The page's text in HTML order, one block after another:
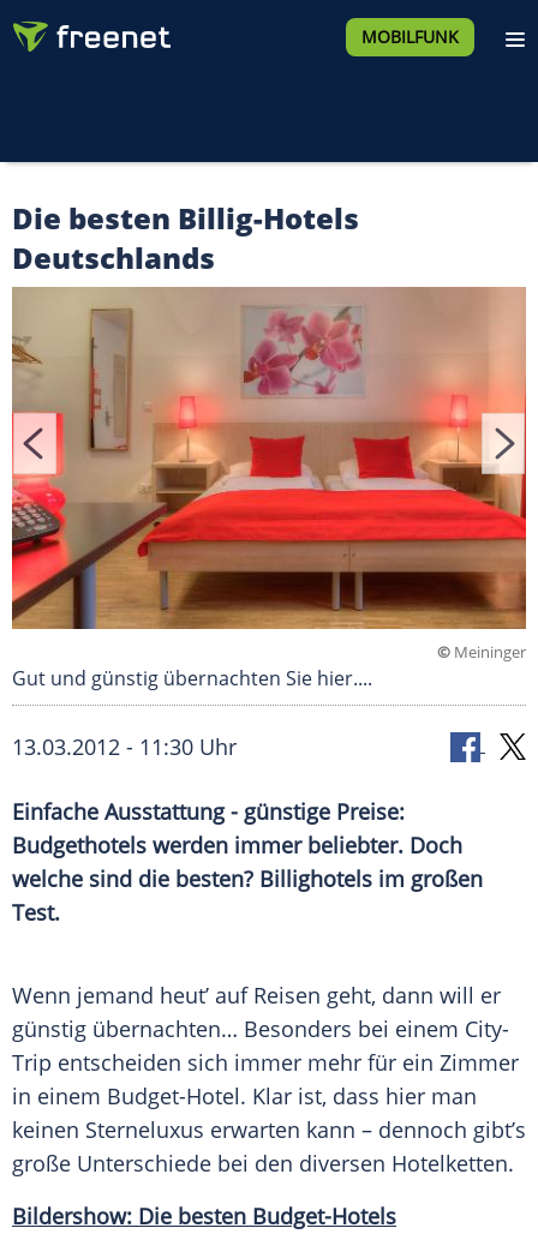
MOBILFUNK
Die besten Billig-Hotels
Deutschlands
© Meininger
Gut und günstig übernachten Sie hier....
13.03.2012 - 11:30 Uhr
Einfache Ausstattung - günstige Preise:
Budgethotels werden immer beliebter. Doch
welche sind die besten? Billighotels im großen
Test.
Wenn jemand heut’ auf Reisen geht, dann will er
günstig übernachten… Besonders bei einem City-
Trip entscheiden sich immer mehr für ein Zimmer
in einem Budget-Hotel. Klar ist, dass hier man
keinen Sterneluxus erwarten kann – dennoch gibt’s
große Unterschiede bei den diversen Hotelketten.
Bildershow: Die besten Budget-Hotels